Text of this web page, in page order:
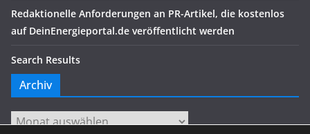
Redaktionelle Anforderungen an PR-Artikel, die kostenlos
auf DeinEnergieportal.de veröffentlicht werden
Search Results
Archiv
Archiv